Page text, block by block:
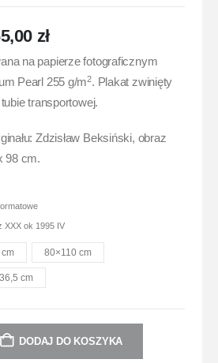
zł
na papierze fotograficznym
Pearl 255 g/m2. Plakat zwinięty
transportowej.
Zdzisław Beksiński, obraz
98 cm.
XXX ok 1995 IV
80×110 cm
cm
DODAJ DO KOSZYKA